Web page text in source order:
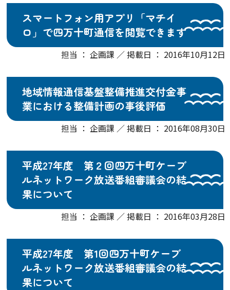
スマートフォン用アプリ「マチイ
ロ」で四万十町通信を閲覧できます
担当 ： 企画課 ／ 掲載日 ： 2016年10月12日
地域情報通信基盤整備推進交付金事
業における整備計画の事後評価
担当 ： 企画課 ／ 掲載日 ： 2016年08月30日
平成27年度 第２回四万十町ケーブ
ルネットワーク放送番組審議会の結
果について
担当 ： 企画課 ／ 掲載日 ： 2016年03月28日
平成27年度 第1回四万十町ケーブ
ルネットワーク放送番組審議会の結
果について